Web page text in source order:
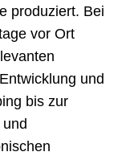
produziert. Bei
vor Ort
und
bis zur